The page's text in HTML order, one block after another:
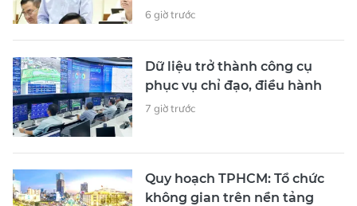
6 giờ trước
Dữ liệu trở thành công cụ
phục vụ chỉ đạo, điều hành
7 giờ trước
Quy hoạch TPHCM: Tổ chức
không gian trên nền tảng